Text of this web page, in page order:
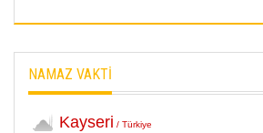
NAMAZ VAKTİ